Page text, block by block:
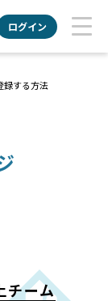
ログイン
録する方法
チーム